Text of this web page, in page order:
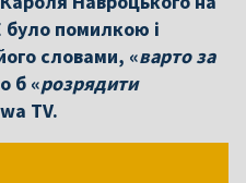
було помилкою і
словами, «варто за
б «розрядити
TV.